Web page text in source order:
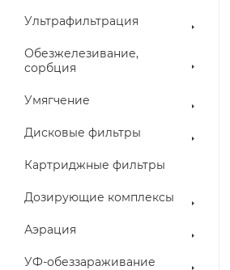
Ультрафильтрация
Обезжелезивание,
сорбция
Умягчение
Дисковые фильтры
Картриджные фильтры
Дозирующие комплексы
Аэрация
УФ-обеззараживание